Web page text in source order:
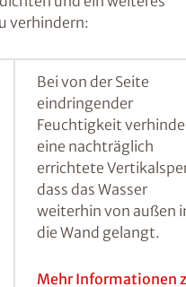
in einer
sanieren